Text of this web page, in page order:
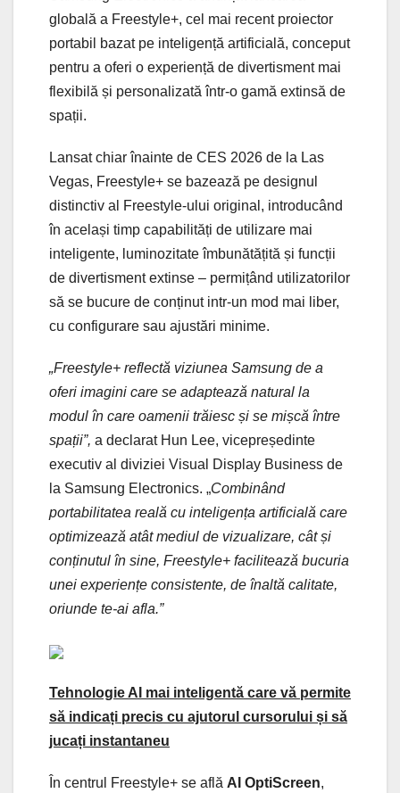
globală a Freestyle+, cel mai recent proiector
portabil bazat pe inteligență artificială, conceput
pentru a oferi o experiență de divertisment mai
flexibilă și personalizată într-o gamă extinsă de
spații.
Lansat chiar înainte de CES 2026 de la Las
Vegas, Freestyle+ se bazează pe designul
distinctiv al Freestyle-ului original, introducând
în același timp capabilități de utilizare mai
inteligente, luminozitate îmbunătățită și funcții
de divertisment extinse – permițând utilizatorilor
să se bucure de conținut intr-un mod mai liber,
cu configurare sau ajustări minime.
„Freestyle+ reflectă viziunea Samsung de a
oferi imagini care se adaptează natural la
modul în care oamenii trăiesc și se mișcă între
spații”, a declarat Hun Lee, vicepreședinte
executiv al diviziei Visual Display Business de
la Samsung Electronics. „Combinând
portabilitatea reală cu inteligența artificială care
optimizează atât mediul de vizualizare, cât și
conținutul în sine, Freestyle+ facilitează bucuria
unei experiențe consistente, de înaltă calitate,
oriunde te-ai afla.”
Tehnologie AI mai inteligentă care vă permite
să indicați precis cu ajutorul cursorului și să
jucați instantaneu
În centrul Freestyle+ se află AI OptiScreen,